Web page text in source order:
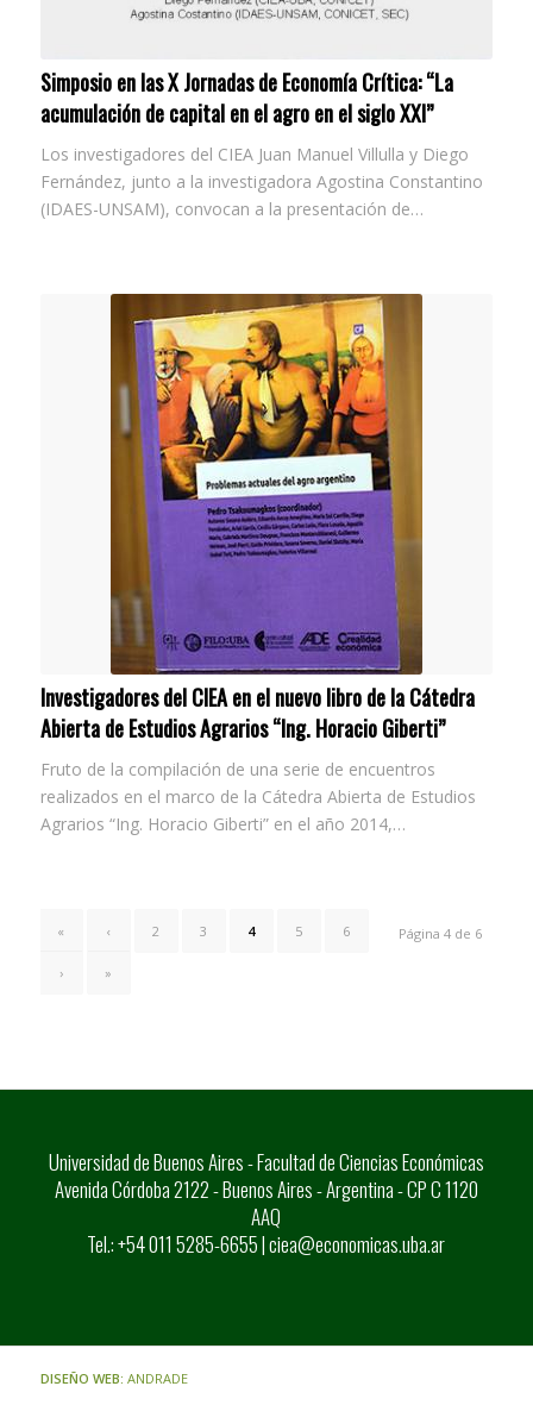
Simposio en las X Jornadas de Economía Crítica: “La
acumulación de capital en el agro en el siglo XXI”
Los investigadores del CIEA Juan Manuel Villulla y Diego
Fernández, junto a la investigadora Agostina Constantino
(IDAES-UNSAM), convocan a la presentación de…
Investigadores del CIEA en el nuevo libro de la Cátedra
Abierta de Estudios Agrarios “Ing. Horacio Giberti”
Fruto de la compilación de una serie de encuentros
realizados en el marco de la Cátedra Abierta de Estudios
Agrarios “Ing. Horacio Giberti” en el año 2014,…
Página 4 de 6
« ‹ 2 3 4 5 6
› »
Universidad de Buenos Aires - Facultad de Ciencias Económicas
Avenida Córdoba 2122 - Buenos Aires - Argentina - CP C 1120
AAQ
Tel.: +54 011 5285-6655 |ciea@economicas.uba.ar
DISEÑO WEB: ANDRADE